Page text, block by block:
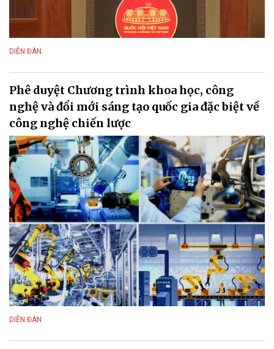
DIỄN ĐÀN
Phê duyệt Chương trình khoa học, công
nghệ và đổi mới sáng tạo quốc gia đặc biệt về
công nghệ chiến lược
DIỄN ĐÀN